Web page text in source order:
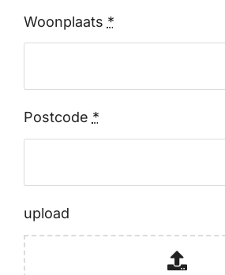
Woonplaats *
Postcode *
upload